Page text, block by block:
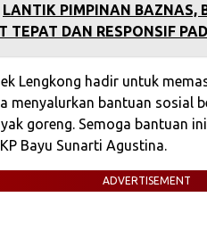
LANTIK PIMPINAN BAZNAS,
TEPAT DAN RESPONSIF
Lengkong hadir untuk
menyalurkan bantuan sosial
goreng. Semoga bantuan
Bayu Sunarti Agustina.
ADVERTISEMENT